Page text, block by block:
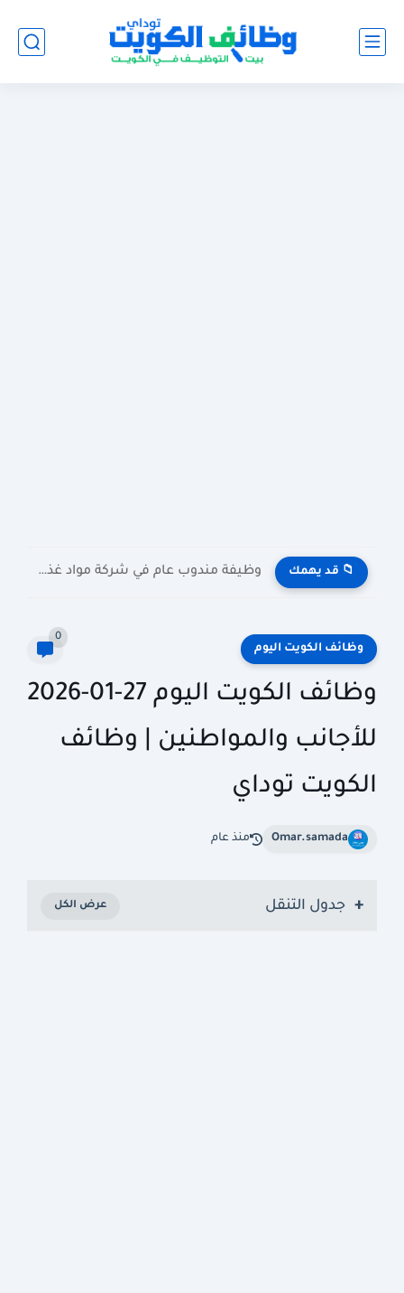
📁 قد يهمك وظيفة مندوب عام في شركة مواد غذائية بالكويت General Public...
وظائف الكويت اليوم
0
وظائف الكويت اليوم 27-01-2026
للأجانب والمواطنين | وظائف
الكويت توداي
Omar.samada منذ عام
جدول التنقل